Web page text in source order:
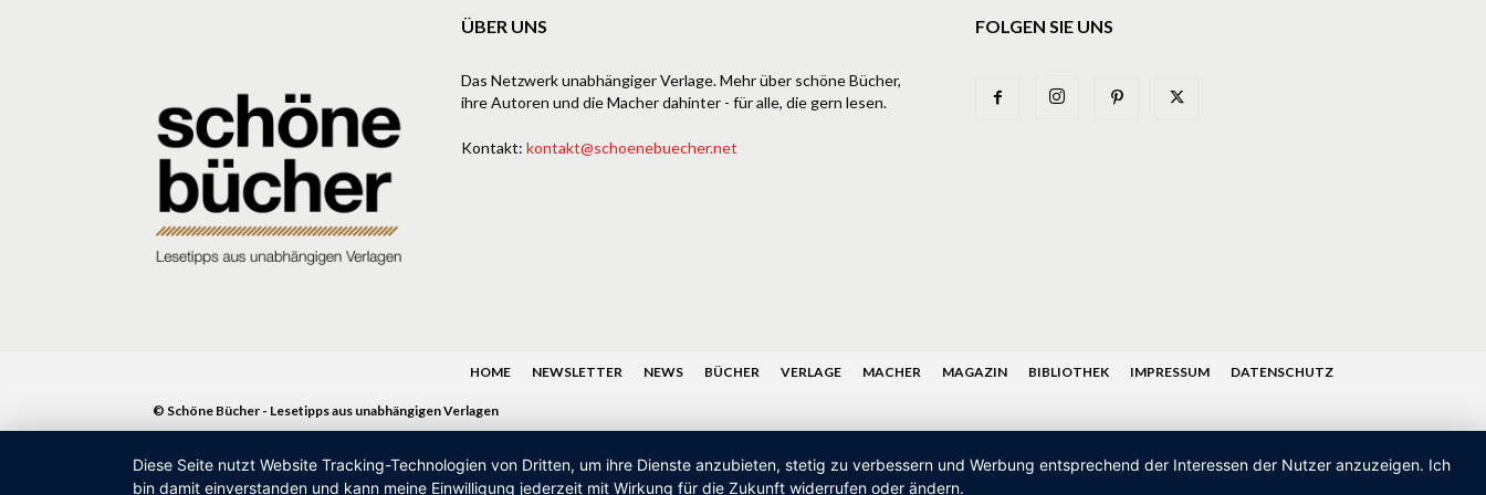
ÜBER UNS
Das Netzwerk unabhängiger Verlage. Mehr über schöne Bücher,
ihre Autoren und die Macher dahinter - für alle, die gern lesen.
Kontakt: kontakt@schoenebuecher.net
FOLGEN SIE UNS
HOME NEWSLETTER NEWS BÜCHER VERLAGE MACHER MAGAZIN BIBLIOTHEK IMPRESSUM DATENSCHUTZ
© Schöne Bücher - Lesetipps aus unabhängigen Verlagen
Diese Seite nutzt Website Tracking-Technologien von Dritten, um ihre Dienste anzubieten, stetig zu verbessern und Werbung entsprechend der Interessen der Nutzer anzuzeigen. Ich
bin damit einverstanden und kann meine Einwilligung jederzeit mit Wirkung für die Zukunft widerrufen oder ändern.